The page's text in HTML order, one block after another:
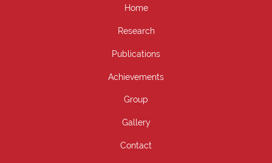
Home
Research
Publications
Achievements
Group
Gallery
Contact